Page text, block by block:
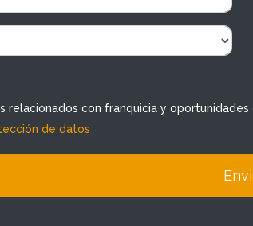
relacionados con franquicia y oportunidades
de datos